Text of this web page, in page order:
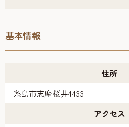
基本情報
住所
糸島市志摩桜井4433
アクセス